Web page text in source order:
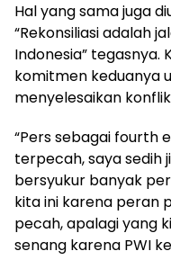
Hal yang sama juga
“Rekonsiliasi adalah
Indonesia”
komitmen keduanya
menyelesaikan
“Pers sebagai fourth
terpecah, saya sedih
bersyukur banyak
kita ini karena peran
pecah, apalagi yang
senang karena PWI